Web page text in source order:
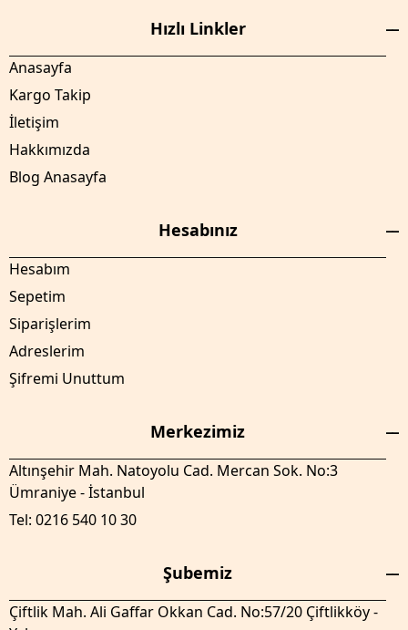
Hızlı Linkler
Anasayfa
Kargo Takip
İletişim
Hakkımızda
Blog Anasayfa
Hesabınız
Hesabım
Sepetim
Siparişlerim
Adreslerim
Şifremi Unuttum
Merkezimiz
Altınşehir Mah. Natoyolu Cad. Mercan Sok. No:3
Ümraniye - İstanbul
Tel: 0216 540 10 30
Şubemiz
Çiftlik Mah. Ali Gaffar Okkan Cad. No:57/20 Çiftlikköy -